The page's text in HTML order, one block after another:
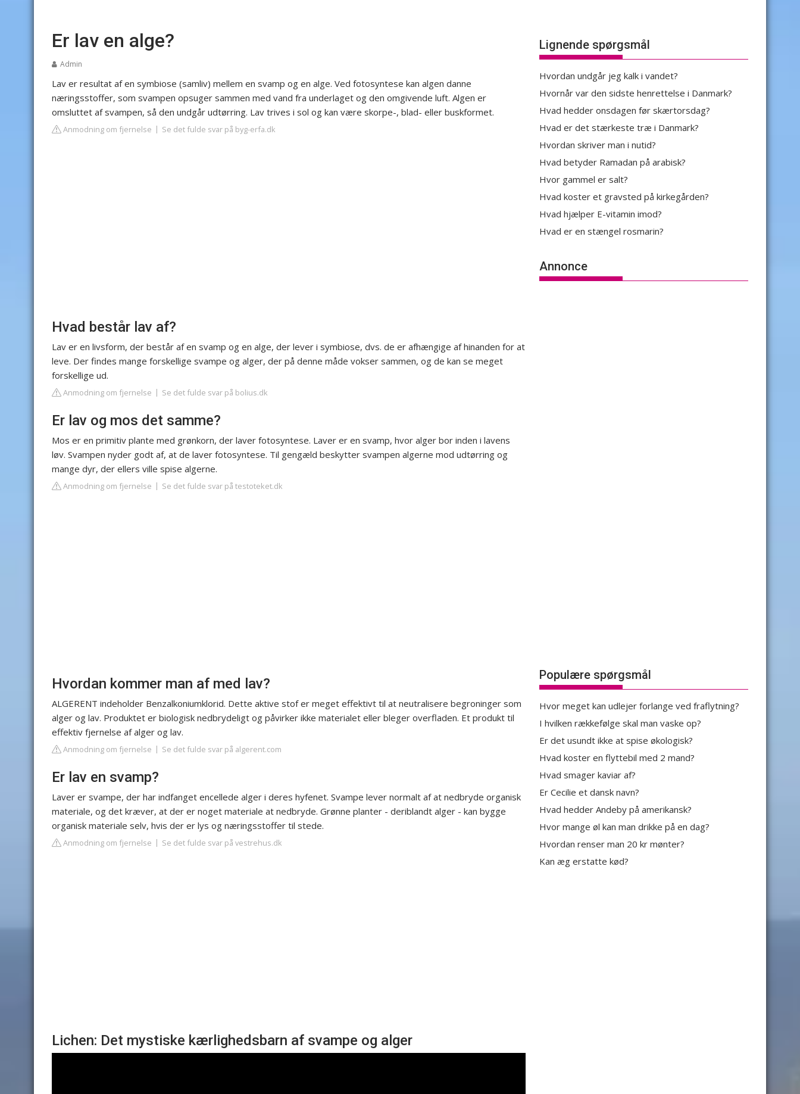
Er lav en alge?
Admin
Lav er resultat af en symbiose (samliv) mellem en svamp og en alge. Ved fotosyntese kan algen danne
næringsstoffer, som svampen opsuger sammen med vand fra underlaget og den omgivende luft. Algen er
omsluttet af svampen, så den undgår udtørring. Lav trives i sol og kan være skorpe-, blad- eller buskformet.
Anmodning om fjernelse Se det fulde svar på byg-erfa.dk
Hvad består lav af?
Lav er en livsform, der består af en svamp og en alge, der lever i symbiose, dvs. de er afhængige af hinanden for at
leve. Der findes mange forskellige svampe og alger, der på denne måde vokser sammen, og de kan se meget
forskellige ud.
Anmodning om fjernelse Se det fulde svar på bolius.dk
Er lav og mos det samme?
Mos er en primitiv plante med grønkorn, der laver fotosyntese. Laver er en svamp, hvor alger bor inden i lavens
løv. Svampen nyder godt af, at de laver fotosyntese. Til gengæld beskytter svampen algerne mod udtørring og
mange dyr, der ellers ville spise algerne.
Anmodning om fjernelse Se det fulde svar på testoteket.dk
Hvordan kommer man af med lav?
ALGERENT indeholder Benzalkoniumklorid. Dette aktive stof er meget effektivt til at neutralisere begroninger som
alger og lav. Produktet er biologisk nedbrydeligt og påvirker ikke materialet eller bleger overfladen. Et produkt til
effektiv fjernelse af alger og lav.
Anmodning om fjernelse Se det fulde svar på algerent.com
Er lav en svamp?
Laver er svampe, der har indfanget encellede alger i deres hyfenet. Svampe lever normalt af at nedbryde organisk
materiale, og det kræver, at der er noget materiale at nedbryde. Grønne planter - deriblandt alger - kan bygge
organisk materiale selv, hvis der er lys og næringsstoffer til stede.
Anmodning om fjernelse Se det fulde svar på vestrehus.dk
Lichen: Det mystiske kærlighedsbarn af svampe og alger
Lignende spørgsmål
Hvordan undgår jeg kalk i vandet?
Hvornår var den sidste henrettelse i Danmark?
Hvad hedder onsdagen før skærtorsdag?
Hvad er det stærkeste træ i Danmark?
Hvordan skriver man i nutid?
Hvad betyder Ramadan på arabisk?
Hvor gammel er salt?
Hvad koster et gravsted på kirkegården?
Hvad hjælper E-vitamin imod?
Hvad er en stængel rosmarin?
Annonce
Populære spørgsmål
Hvor meget kan udlejer forlange ved fraflytning?
I hvilken rækkefølge skal man vaske op?
Er det usundt ikke at spise økologisk?
Hvad koster en flyttebil med 2 mand?
Hvad smager kaviar af?
Er Cecilie et dansk navn?
Hvad hedder Andeby på amerikansk?
Hvor mange øl kan man drikke på en dag?
Hvordan renser man 20 kr mønter?
Kan æg erstatte kød?